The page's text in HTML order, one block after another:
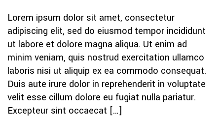
Lorem ipsum dolor sit amet, consectetur
adipiscing elit, sed do eiusmod tempor incididunt
ut labore et dolore magna aliqua. Ut enim ad
minim veniam, quis nostrud exercitation ullamco
laboris nisi ut aliquip ex ea commodo consequat.
Duis aute irure dolor in reprehenderit in voluptate
velit esse cillum dolore eu fugiat nulla pariatur.
Excepteur sint occaecat […]